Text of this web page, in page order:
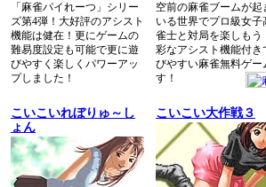
「麻雀パイれーつ」シリー
ズ第4弾！大好評のアシスト
機能は健在！更にゲームの
難易度設定も可能で更に遊
びやすく楽しくパワーアッ
プしました！
空前の麻雀ブームが起
いる世界でプロ級女子
雀士と対局を楽しもう
彩なアシスト機能付き
びやすい麻雀無料ゲー
す！
こいこいれぼりゅ～し
ょん
こいこい大作戦３